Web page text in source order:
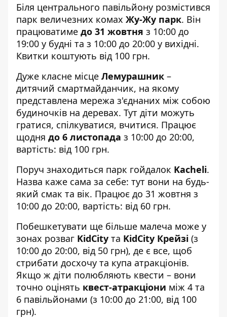
Біля центрального павільйону розмістився
парк величезних комах Жу-Жу парк. Він
працюватиме до 31 жовтня з 10:00 до
19:00 у будні та з 10:00 до 20:00 у вихідні.
Квитки коштують від 100 грн.
Дуже класне місце Лемурашник –
дитячий смартмайданчик, на якому
представлена ​​мережа з'єднаних між собою
будиночків на деревах. Тут діти можуть
гратися, спілкуватися, вчитися. Працює
щодня до 6 листопада з 10:00 до 20:00,
вартість: від 100 грн.
Поруч знаходиться парк гойдалок Kacheli.
Назва каже сама за себе: тут вони на будь-
який смак та вік. Працює до 31 жовтня з
10:00 до 20:00, вартість: від 60 грн.
Побешкетувати ще більше малеча може у
зонах розваг KidCity та KidCity Крейзі (з
10:00 до 20:00, від 50 грн), де є все, щоб
стрибати досхочу та купа атракціонів.
Якщо ж діти полюбляють квести – вони
точно оцінять квест-атракціони між 4 та
6 павільйонами (з 10:00 до 21:00, від 100
грн).